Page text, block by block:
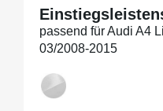
passend für Audi A4
03/2008-2015